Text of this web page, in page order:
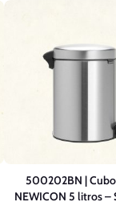
500202BN |
NEWICON 5 litros –